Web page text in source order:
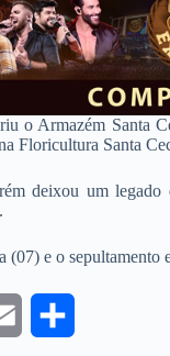
o Armazém Santa
Floricultura Santa
deixou um
(07) e o